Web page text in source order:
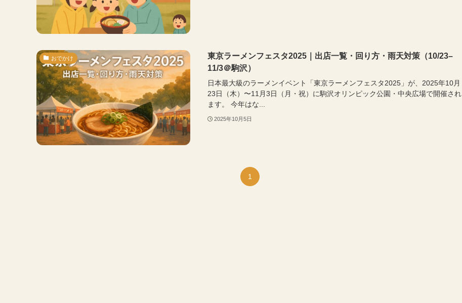
おでかけ
東京ラーメンフェスタ2025｜出店一覧・回り方・雨天対策（10/23–
11/3＠駒沢）
日本最大級のラーメンイベント「東京ラーメンフェスタ2025」が、2025年10月
23日（木）〜11月3日（月・祝）に駒沢オリンピック公園・中央広場で開催され
ます。 今年はな...
2025年10月5日
1